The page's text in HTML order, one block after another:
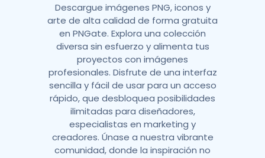
Descargue imágenes PNG, iconos y
arte de alta calidad de forma gratuita
en PNGate. Explora una colección
diversa sin esfuerzo y alimenta tus
proyectos con imágenes
profesionales. Disfrute de una interfaz
sencilla y fácil de usar para un acceso
rápido, que desbloquea posibilidades
ilimitadas para diseñadores,
especialistas en marketing y
creadores. Únase a nuestra vibrante
comunidad, donde la inspiración no